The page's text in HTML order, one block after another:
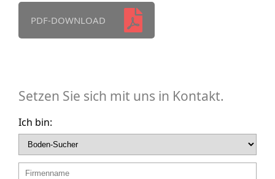
PDF-DOWNLOAD
Setzen Sie sich mit uns in Kontakt.
Ich bin: